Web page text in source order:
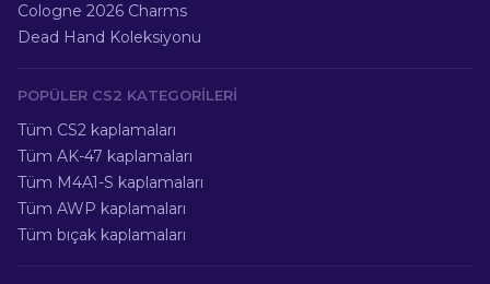
Cologne 2026 Charms
Dead Hand Koleksiyonu
POPÜLER CS2 KATEGORILERI
Tüm CS2 kaplamaları
Tüm AK-47 kaplamaları
Tüm M4A1-S kaplamaları
Tüm AWP kaplamaları
Tüm bıçak kaplamaları